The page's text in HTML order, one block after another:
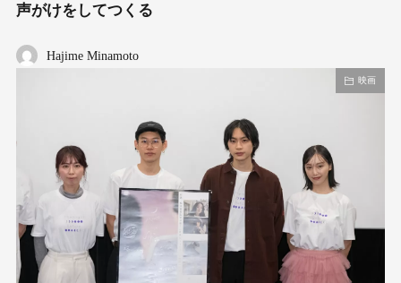
声がけをしてつくる
Hajime Minamoto
映画